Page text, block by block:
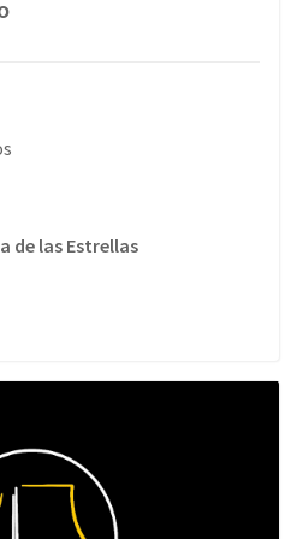
de las Estrellas